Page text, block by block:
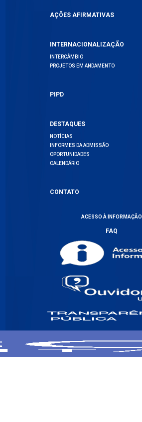
AÇÕES AFIRMATIVAS
INTERNACIONALIZAÇÃO
INTERCÂMBIO
PROJETOS EM ANDAMENTO
PIPD
DESTAQUES
NOTÍCIAS
INFORMES DA ADMISSÃO
OPORTUNIDADES
CALENDÁRIO
CONTATO
ACESSO À INFORMAÇÃO
FAQ